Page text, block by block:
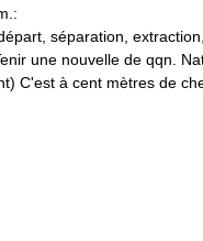
séparation,
une nouvelle de qqn.
C'est à cent mètres de